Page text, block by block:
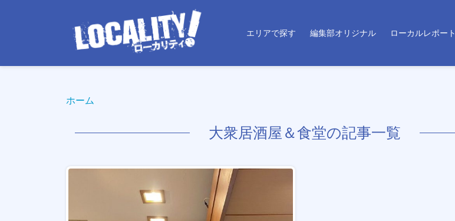
エリアで探す 編集部オリジナル ローカルレポート
ホーム
大衆居酒屋＆食堂の記事一覧